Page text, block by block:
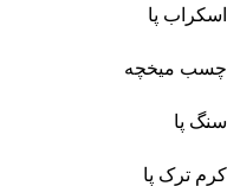
اسکراب پا
چسب میخچه
سنگ پا
کرم ترک پا